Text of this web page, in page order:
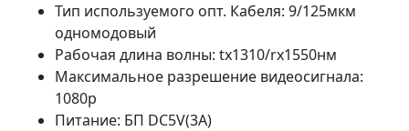
Тип используемого опт. Кабеля: 9/125мкм
одномодовый
Рабочая длина волны: tx1310/rx1550нм
Максимальное разрешение видеосигнала:
1080p
Питание: БП DC5V(3A)